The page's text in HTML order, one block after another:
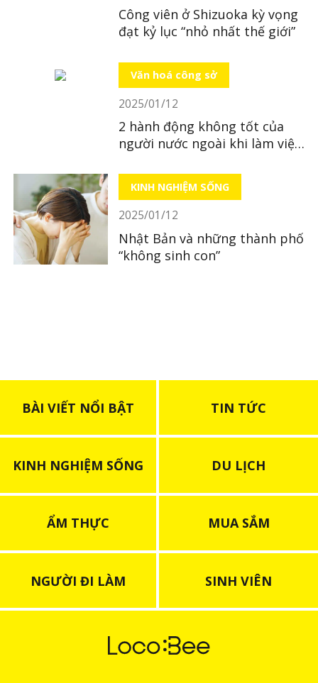
Công viên ở Shizuoka kỳ vọng
đạt kỷ lục “nhỏ nhất thế giới”
Văn hoá công sở
2025/01/12
2 hành động không tốt của
người nước ngoài khi làm việc
KINH NGHIỆM SỐNG
2025/01/12
Nhật Bản và những thành phố
“không sinh con”
BÀI VIẾT NỔI BẬT TIN TỨC
KINH NGHIỆM SỐNG DU LỊCH
ẨM THỰC MUA SẮM
NGƯỜI ĐI LÀM SINH VIÊN